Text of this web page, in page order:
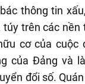
thông tin
túy trên các nền
cơ của cuộc
của Đảng và
đổi số.